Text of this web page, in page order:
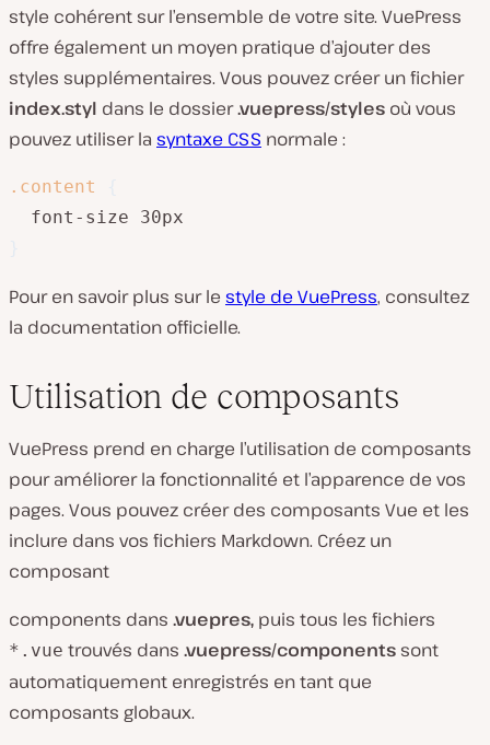
style cohérent sur l’ensemble de votre site. VuePress
offre également un moyen pratique d’ajouter des
styles supplémentaires. Vous pouvez créer un fichier
index.styl dans le dossier.vuepress/styles où vous
pouvez utiliser la syntaxe CSS normale :
.content
Pour en savoir plus sur le style de VuePress, consultez
la documentation officielle.
Utilisation de composants
VuePress prend en charge l’utilisation de composants
pour améliorer la fonctionnalité et l’apparence de vos
pages. Vous pouvez créer des composants Vue et les
inclure dans vos fichiers Markdown. Créez un
composant
components dans .vuepres, puis tous les fichiers
*.vue trouvés dans .vuepress/components sont
automatiquement enregistrés en tant que
composants globaux.